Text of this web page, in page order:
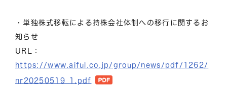
・単独株式移転による持株会社体制への移行に関するお
知らせ
URL：
https://www.aiful.co.jp/group/news/pdf/1262/
nr20250519_1.pdf